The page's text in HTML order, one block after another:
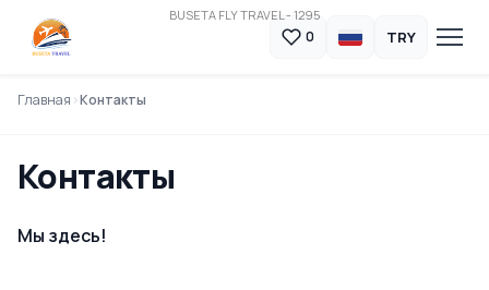
BUSETA FLY TRAVEL - 1295
0 TRY
Главная Контакты
Контакты
Мы здесь!